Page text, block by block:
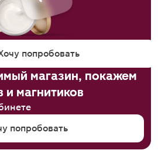
попробовать
магазин, покажем
и магнитиков
попробовать